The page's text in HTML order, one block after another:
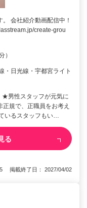
会社紹介動画配信中！
create-grou
）
・日光線・宇都宮ライト
男性スタッフが元気に
規で、正職員をお考え
いるスタッフもい…
る
掲載終了日： 2027/04/02